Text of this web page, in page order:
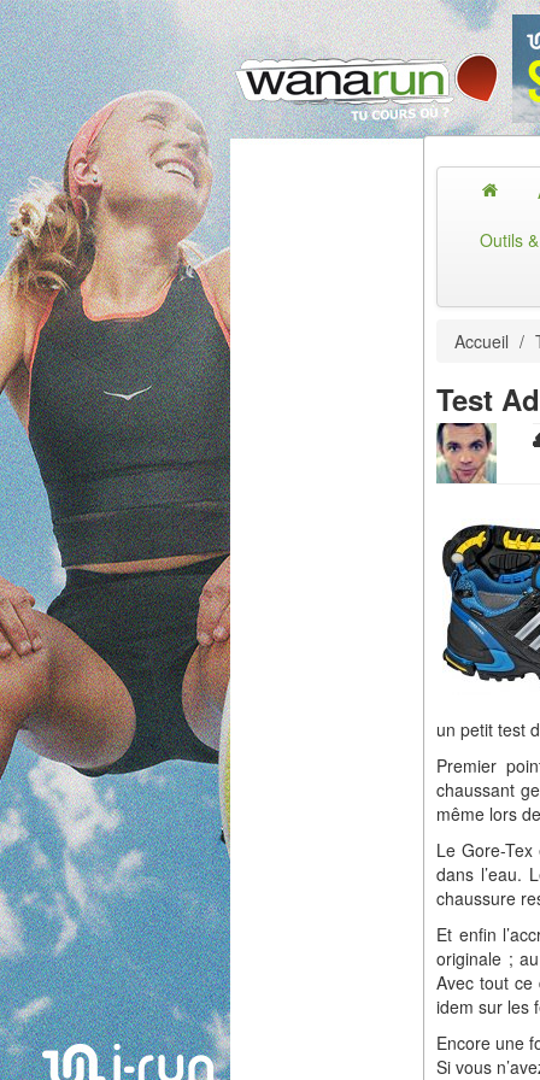
Outils
Accueil /
Test
un petit test
Premier
chaussant
même lors
Le Gore-
dans l’eau.
chaussure
Et enfin
originale ;
Avec tout ce
idem sur les
Encore une
Si vous